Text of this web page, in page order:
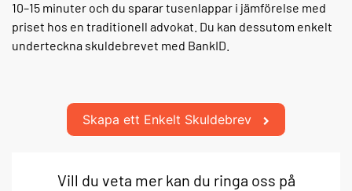
10–15 minuter och du sparar tusenlappar i jämförelse med
priset hos en traditionell advokat. Du kan dessutom enkelt
underteckna skuldebrevet med BankID.
Skapa ett Enkelt Skuldebrev
Vill du veta mer kan du ringa oss på